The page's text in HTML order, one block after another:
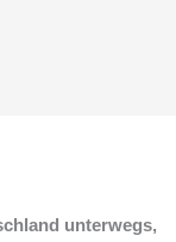
unterwegs,